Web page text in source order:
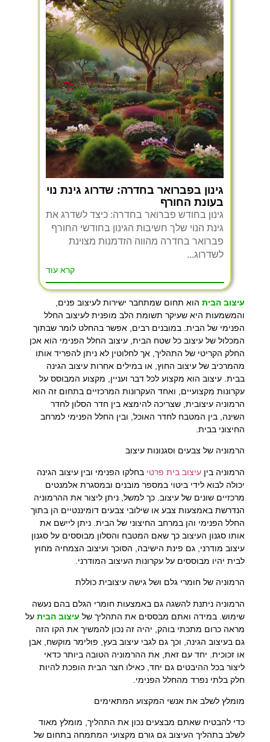
עיצוב הבית הוא תחום שמתחבר ישירות לעיצוב פנים,
והמשמעות היא שעיקר תשומת הלב מופנית לעיצוב החלל
הפנימי של הבית. במובנים רבים, אפשר בהחלט לומר שבתוך
המכלול של עיצוב כל שטח הבית, עיצוב החלל הפנימי הוא אכן
החלק הקריטי של התהליך, אך לחלוטין לא ניתן להפריד אותו
מהמרכיב של עיצוב החוץ, או במילים אחרות עיצוב הגינה
בבית. עיצוב הוא מקצוע לכל דבר ועניין, מקצוע המבוסס על
עקרונות מקצועיים, ואחד העקרונות המרכזיים בתחום זה הוא
הרמוניה עיצובית, שצריכה להימצא בין חדר הסלון לחדר
השינה, בין המטבח לחדר האוכל, ובין החלל הפנימי למרחב
החיצוני בבית.
הרמוניה של צבעים וסגנונות עיצוב
הרמוניה בין עיצוב בית פרטי בחלקו הפנימי ובין עיצוב הגינה
יכולה לבוא לידי ביטוי במספר מובנים ובמסגרת אלמנטים
מרכזיים שונים של עיצוב. כך למשל, ניתן ליצור את ההרמוניה
הנדרשת באמצעות צבע או שילובי צבעים דומיננטיים הן בתוך
החלל הפנימי והן במרחב החיצוני של הבית. ניתן ליישם את
אותו סגנון העיצוב כך שאם המטבח והסלון מבוססים על סגנון
עיצוב מודרני, גם פינת הישיבה, הסוכך ועיצוב הצמחיה מחוץ
לבית יהיו מבוססים על עקרונות העיצוב המודרני.
הרמוניה של חומרי גלם ושל גישה עיצובית כוללת
הרמוניה ניתנת להשגה גם באמצעות חומרי הגלם בהם נעשה
שימוש. במידה ואתם מבססים את התהליך של עיצוב הבית על
מראה כרום מתכתי בוהק, יהיה זה נכון להמשיך את הקו הזה
גם בעיצוב הגינה, וכך גם לגבי עיצוב בעץ, פולימר מוקשח, אבן
או זכוכית. יחד עם זאת, את ההרמוניה הטובה ביותר כדאי
ליצור בכל ההיבטים גם יחד, כאילו חצר הבית הופכת להיות
חלק בלתי נפרד מהחלל הפנימי.
מומלץ לשלב את אנשי המקצוע המתאימים
כדי להבטיח שאתם מבצעים נכון את התהליך, מומלץ מאוד
לשלב בתהליך העיצוב גם גורם מקצועי המתמחה בתחום של
גינון בפברואר בחדרה: שדרוג גינת נוי
בעונת החורף
גינון בחודש פברואר בחדרה: כיצד לשדרג את
גינת הנוי שלך חשיבות הגינון בחודשי החורף
פברואר בחדרה מהווה הזדמנות מצוינת
לשדרוג...
קרא עוד